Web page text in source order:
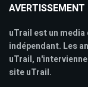
AVERTISSEMENT
uTrail est un
indépendant. Les
uTrail,
site uTrail.